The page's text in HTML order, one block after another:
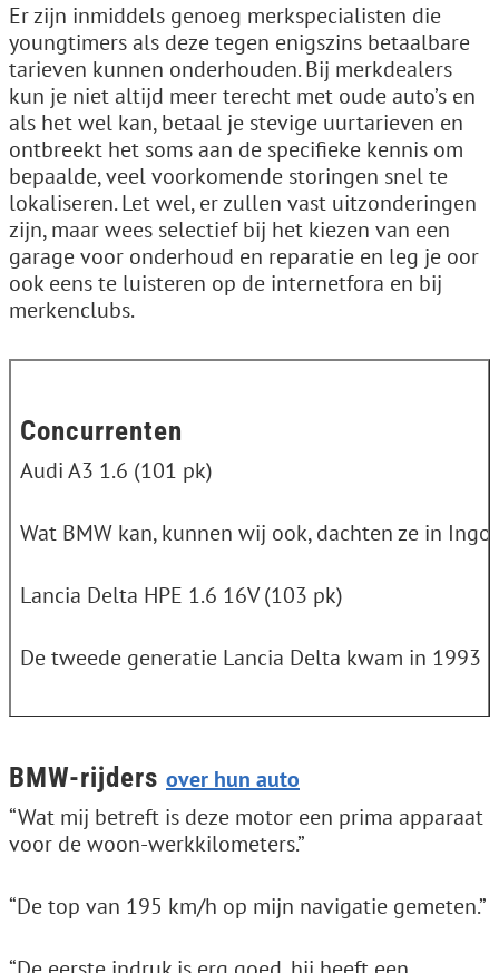
Er zijn inmiddels genoeg merkspecialisten die
youngtimers als deze tegen enigszins betaalbare
tarieven kunnen onderhouden. Bij merkdealers
kun je niet altijd meer terecht met oude auto’s en
als het wel kan, betaal je stevige uurtarieven en
ontbreekt het soms aan de specifieke kennis om
bepaalde, veel voorkomende storingen snel te
lokaliseren. Let wel, er zullen vast uitzonderingen
zijn, maar wees selectief bij het kiezen van een
garage voor onderhoud en reparatie en leg je oor
ook eens te luisteren op de internetfora en bij
merkenclubs.
Concurrenten
Audi A3 1.6 (101 pk)
Wat BMW kan, kunnen wij ook, dachten ze in
Lancia Delta HPE 1.6 16V (103 pk)
De tweede generatie Lancia Delta kwam in 1993
BMW-rijders over hun auto
“Wat mij betreft is deze motor een prima apparaat
voor de woon-werkkilometers.”
“De top van 195 km/h op mijn navigatie gemeten.”